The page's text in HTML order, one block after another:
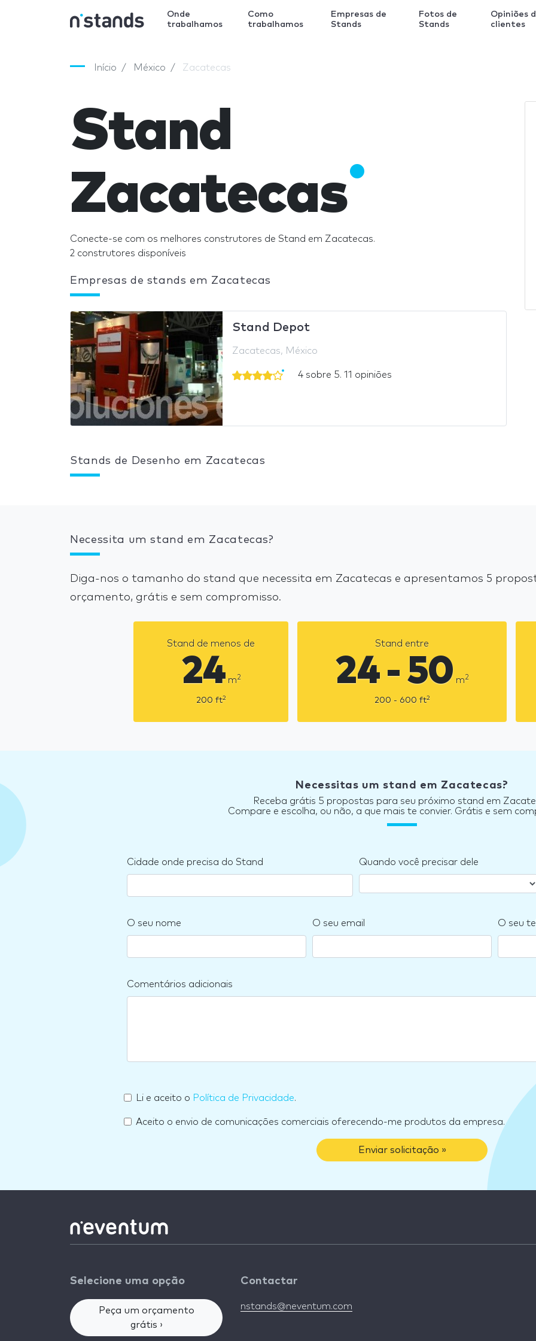
Onde
trabalhamos
Como
trabalhamos
Empresas de
Stands
Fotos de
Stands
Opiniões
clientes
Início México Zacatecas
Stand
Zacatecas
Conecte-se com os melhores construtores de Stand em Zacatecas.
2 construtores disponíveis
Empresas de stands em Zacatecas
Stand Depot
Zacatecas, México
4 sobre 5. 11 opiniões
Stands de Desenho em Zacatecas
Necessita um stand em Zacatecas?
Diga-nos o tamanho do stand que necessita em Zacatecas e apresentamos 5
orçamento, grátis e sem compromisso.
Stand de menos de
24 m2
200 ft2
Stand entre
24 - 50 m2
200 - 600 ft2
Necessitas um stand em Zacatecas?
Receba grátis 5 propostas para seu próximo stand em
Compare e escolha, ou não, a que mais te convier. Grátis e sem
Cidade onde precisa do Stand Quando você precisar dele
O seu nome O seu email O seu
Comentários adicionais
Li e aceito o Política de Privacidade.
Aceito o envio de comunicações comerciais oferecendo-me produtos da empresa.
Enviar solicitação »
Selecione uma opção
Peça um orçamento
grátis ›
Contactar
nstands@neventum.com